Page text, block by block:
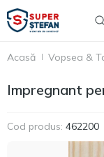
Acasă Vopsea &
Impregnant
Cod produs: 462200